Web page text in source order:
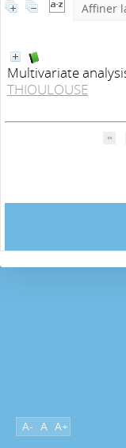
Affiner
Multivariate
THIOULOUSE
A- A A+